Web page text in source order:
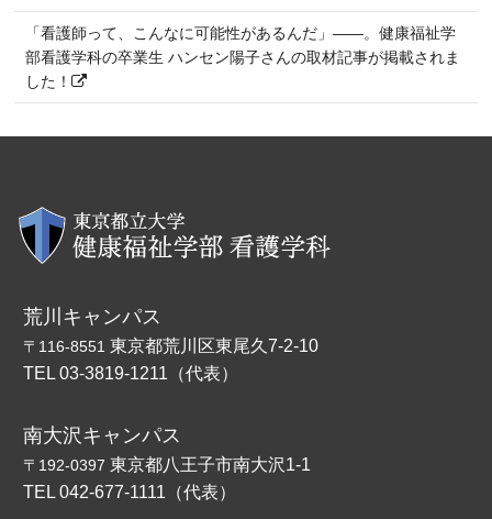
「看護師って、こんなに可能性があるんだ」――。健康福祉学
部看護学科の卒業生 ハンセン陽子さんの取材記事が掲載されま
した！
荒川キャンパス
〒116-8551 東京都荒川区東尾久7-2-10
TEL 03-3819-1211（代表）
南大沢キャンパス
〒192-0397 東京都八王子市南大沢1-1
TEL 042-677-1111（代表）